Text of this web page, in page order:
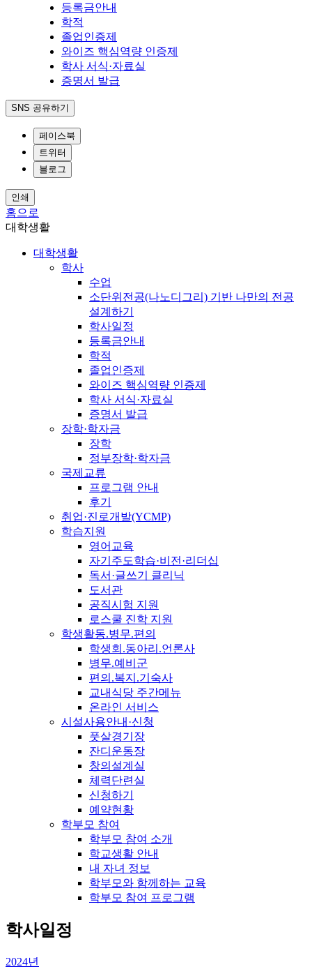
등록금안내
학적
졸업인증제
와이즈 핵심역량 인증제
학사 서식·자료실
증명서 발급
SNS 공유하기
페이스북
트위터
블로그
인쇄
홈으로
대학생활
대학생활
학사
수업
소단위전공(나노디그리) 기반 나만의 전공
설계하기
학사일정
등록금안내
학적
졸업인증제
와이즈 핵심역량 인증제
학사 서식·자료실
증명서 발급
장학·학자금
장학
정부장학·학자금
국제교류
프로그램 안내
후기
취업·진로개발(YCMP)
학습지원
영어교육
자기주도학습·비전·리더십
독서·글쓰기 클리닉
도서관
공직시험 지원
로스쿨 진학 지원
학생활동.병무.편의
학생회.동아리.언론사
병무.예비군
편의.복지.기숙사
교내식당 주간메뉴
온라인 서비스
시설사용안내·신청
풋살경기장
잔디운동장
창의설계실
체력단련실
신청하기
예약현황
학부모 참여
학부모 참여 소개
학교생활 안내
내 자녀 정보
학부모와 함께하는 교육
학부모 참여 프로그램
학사일정
2024년